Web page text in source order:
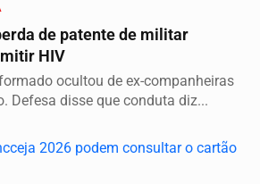
de patente de militar
HIV
ocultou de ex-companheiras
Defesa disse que conduta diz...